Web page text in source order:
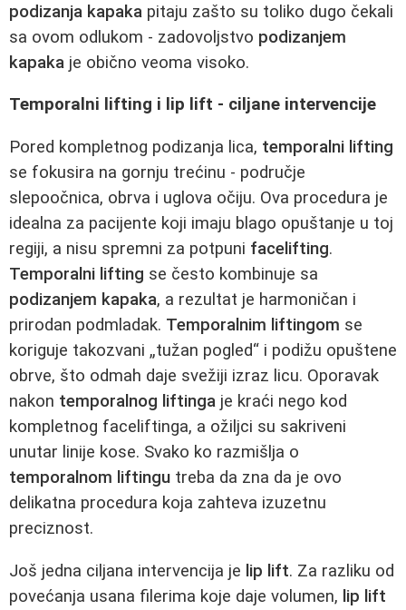
podizanja kapaka pitaju zašto su toliko dugo čekali
sa ovom odlukom - zadovoljstvo podizanjem
kapaka je obično veoma visoko.
Temporalni lifting i lip lift - ciljane intervencije
Pored kompletnog podizanja lica, temporalni lifting
se fokusira na gornju trećinu - područje
slepoočnica, obrva i uglova očiju. Ova procedura je
idealna za pacijente koji imaju blago opuštanje u toj
regiji, a nisu spremni za potpuni facelifting.
Temporalni lifting se često kombinuje sa
podizanjem kapaka, a rezultat je harmoničan i
prirodan podmladak. Temporalnim liftingom se
koriguje takozvani „tužan pogled“ i podižu opuštene
obrve, što odmah daje svežiji izraz licu. Oporavak
nakon temporalnog liftinga je kraći nego kod
kompletnog faceliftinga, a ožiljci su sakriveni
unutar linije kose. Svako ko razmišlja o
temporalnom liftingu treba da zna da je ovo
delikatna procedura koja zahteva izuzetnu
preciznost.
Još jedna ciljana intervencija je lip lift. Za razliku od
povećanja usana filerima koje daje volumen, lip lift